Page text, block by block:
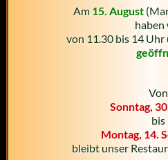
Am 15. August
haben
von 11.30 bis 14
Von
Sonntag,
bis
Montag, 14.
bleibt unser